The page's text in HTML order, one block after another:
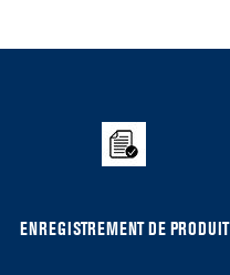
added
findENREGISTREMENT DE PRODUIT